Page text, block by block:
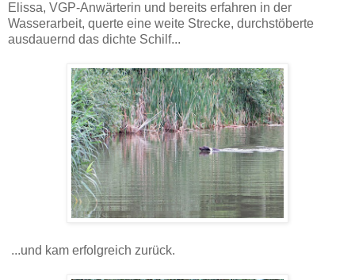
Elissa, VGP-Anwärterin und bereits erfahren in der
Wasserarbeit, querte eine weite Strecke, durchstöberte
ausdauernd das dichte Schilf...
...und kam erfolgreich zurück.